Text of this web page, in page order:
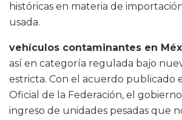
históricas en materia de
usada.
vehículos contaminantes en
así en categoría regulada bajo
estricta. Con el acuerdo publicado
Oficial de la Federación, el
ingreso de unidades pesadas que